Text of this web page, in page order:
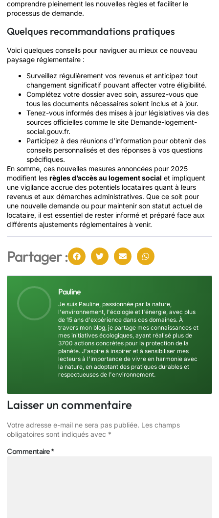
comprendre pleinement les nouvelles règles et faciliter le
processus de demande.
Quelques recommandations pratiques
Voici quelques conseils pour naviguer au mieux ce nouveau
paysage réglementaire :
Surveillez régulièrement vos revenus et anticipez tout
changement significatif pouvant affecter votre éligibilité.
Complétez votre dossier avec soin, assurez-vous que
tous les documents nécessaires soient inclus et à jour.
Tenez-vous informés des mises à jour législatives via des
sources officielles comme le site Demande-logement-
social.gouv.fr.
Participez à des réunions d’information pour obtenir des
conseils personnalisés et des réponses à vos questions
spécifiques.
En somme, ces nouvelles mesures annoncées pour 2025
modifient les règles d’accès au logement social et impliquent
une vigilance accrue des potentiels locataires quant à leurs
revenus et aux démarches administratives. Que ce soit pour
une nouvelle demande ou pour maintenir son statut actuel de
locataire, il est essentiel de rester informé et préparé face aux
différents ajustements réglementaires à venir.
Partager :
Pauline
Je suis Pauline, passionnée par la nature,
l'environnement, l'écologie et l'énergie, avec plus
de 15 ans d'expérience dans ces domaines. À
travers mon blog, je partage mes connaissances et
mes initiatives écologiques, ayant réalisé plus de
3700 actions concrètes pour la protection de la
planète. J'aspire à inspirer et à sensibiliser mes
lecteurs à l'importance de vivre en harmonie avec
la nature, en adoptant des pratiques durables et
respectueuses de l'environnement.
Laisser un commentaire
Votre adresse e-mail ne sera pas publiée. Les champs
obligatoires sont indiqués avec *
Commentaire*